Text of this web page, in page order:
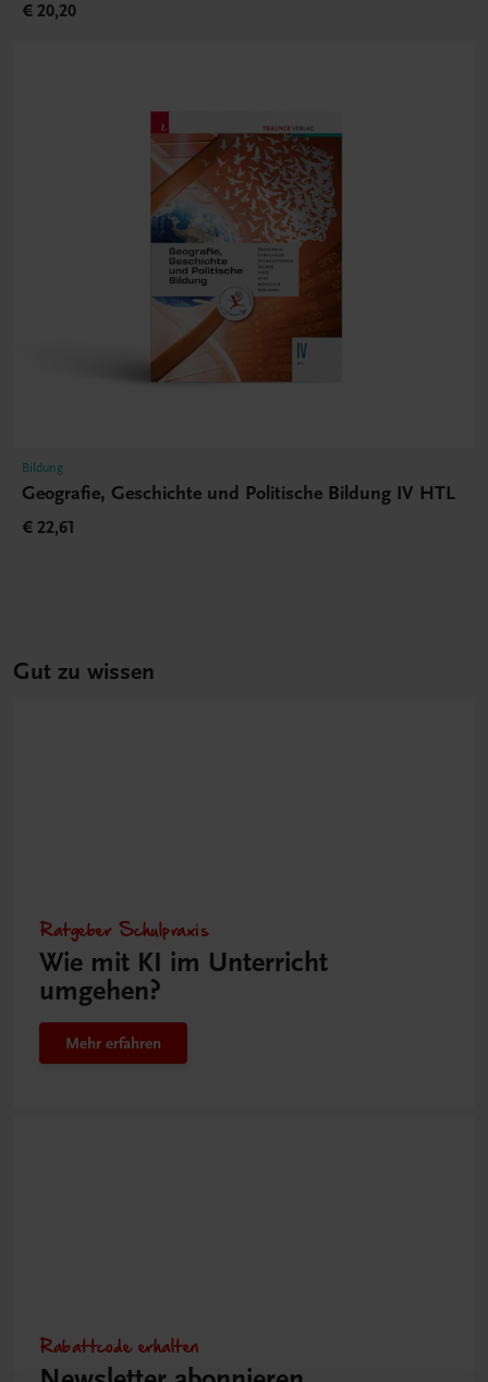
€ 20,20
Bildung
Geografie, Geschichte und Politische Bildung IV HTL
€ 22,61
Gut zu wissen
Ratgeber Schulpraxis
Wie mit KI im Unterricht
umgehen?
Mehr erfahren
Rabattcode erhalten